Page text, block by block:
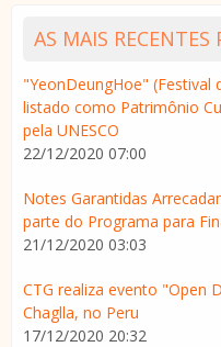
AS MAIS RECENTES
"YeonDeungHoe" (Festival
listado como Patrimônio
pela UNESCO
22/12/2020 07:00
Notes Garantidas
parte do Programa para
21/12/2020 03:03
CTG realiza evento "Open
Chaglla, no Peru
17/12/2020 20:32